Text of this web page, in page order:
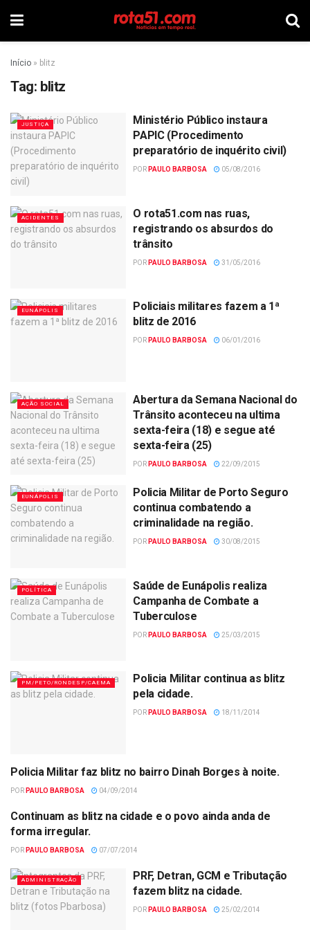
Início » blitz
Tag: blitz
JUSTIÇA
Ministério Público instaura
PAPIC (Procedimento
preparatório de inquérito civil)
POR PAULO BARBOSA 05/08/2016
ACIDENTES
O rota51.com nas ruas,
registrando os absurdos do
trânsito
POR PAULO BARBOSA 31/05/2016
EUNÁPOLIS
Policiais militares fazem a 1ª
blitz de 2016
POR PAULO BARBOSA 06/01/2016
AÇÃO SOCIAL
Abertura da Semana Nacional do
Trânsito aconteceu na ultima
sexta-feira (18) e segue até
sexta-feira (25)
POR PAULO BARBOSA 22/09/2015
EUNÁPOLIS
Policia Militar de Porto Seguro
continua combatendo a
criminalidade na região.
POR PAULO BARBOSA 30/08/2015
POLÍTICA
Saúde de Eunápolis realiza
Campanha de Combate a
Tuberculose
POR PAULO BARBOSA 25/03/2015
PM/PETO/RONDESP/CAEMA
Policia Militar continua as blitz
pela cidade.
POR PAULO BARBOSA 18/11/2014
JUSTIÇA
Policia Militar faz blitz no bairro Dinah Borges à noite.
POR PAULO BARBOSA 04/09/2014
POLÍCIA
Continuam as blitz na cidade e o povo ainda anda de
forma irregular.
POR PAULO BARBOSA 07/07/2014
ADMINISTRAÇÃO
PRF, Detran, GCM e Tributação
fazem blitz na cidade.
POR PAULO BARBOSA 25/02/2014